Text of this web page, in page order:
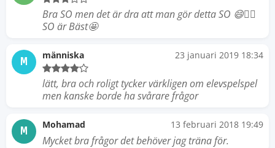
Bra SO men det är dra att man gör detta SO 😄👍🏻
SO är Bäst🤩
M människa 23 januari 2019 18:34
lätt, bra och roligt tycker värkligen om elevspelspel
men kanske borde ha svårare frågor
M Mohamad 13 februari 2018 19:49
Mycket bra frågor det behöver jag träna för.